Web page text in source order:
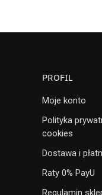
PROFIL
Moje konto
Polityka
cookies
Dostawa i
Raty 0% PayU
Regulamin